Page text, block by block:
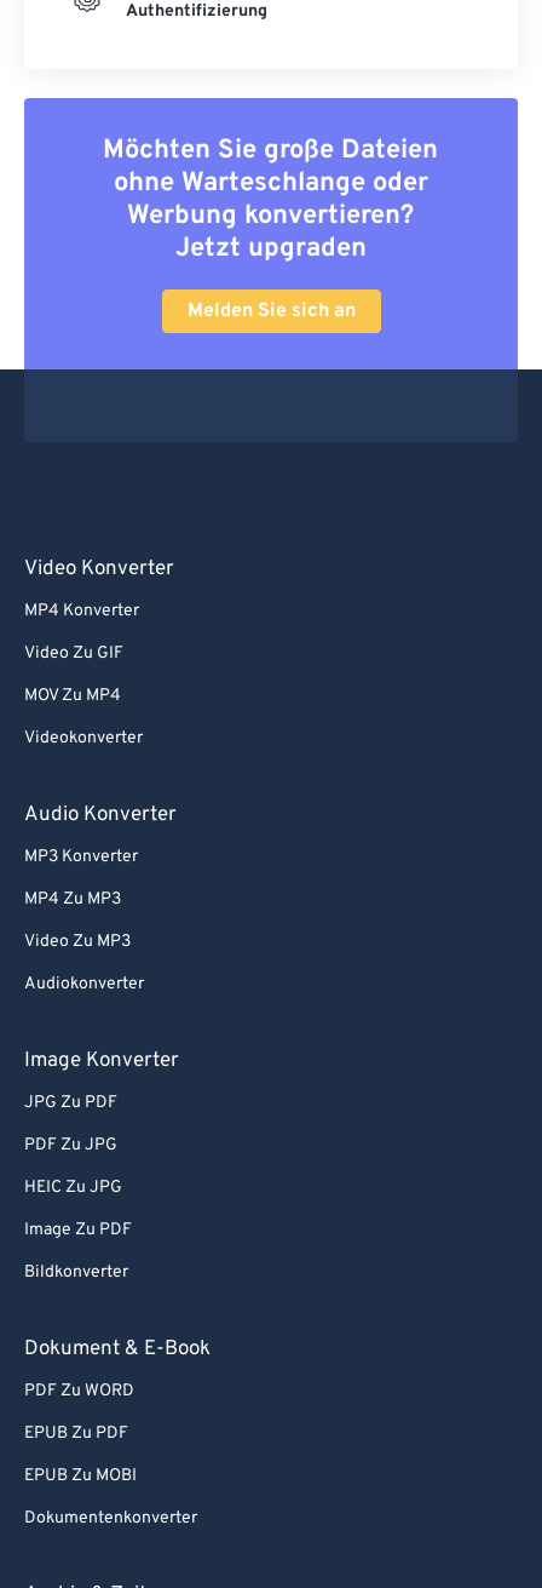
Authentifizierung
Möchten Sie große Dateien
ohne Warteschlange oder
Werbung konvertieren?
Jetzt upgraden
Melden Sie sich an
Video Konverter
MP4 Konverter
Video Zu GIF
MOV Zu MP4
Videokonverter
Audio Konverter
MP3 Konverter
MP4 Zu MP3
Video Zu MP3
Audiokonverter
Image Konverter
JPG Zu PDF
PDF Zu JPG
HEIC Zu JPG
Image Zu PDF
Bildkonverter
Dokument & E-Book
PDF Zu WORD
EPUB Zu PDF
EPUB Zu MOBI
Dokumentenkonverter